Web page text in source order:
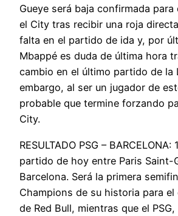
Gueye será baja confirmada
el City tras recibir una roja
falta en el partido de ida y, por
Mbappé es duda de última hora
cambio en el último partido de la
embargo, al ser un jugador de
probable que termine forzando
City.
RESULTADO PSG –
partido de hoy entre Paris Saint-
Barcelona. Será la primera
Champions de su historia para
de Red Bull, mientras que el